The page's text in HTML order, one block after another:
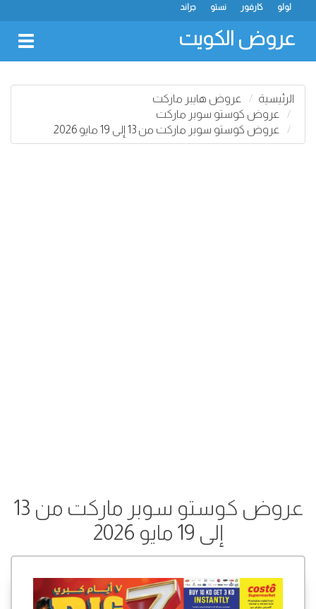
جراند نستو كارفور لولو
عروض الكويت
الرئيسية
عروض هايبر ماركت
عروض كوستو سوبر ماركت
عروض كوستو سوبر ماركت من 13 إلى 19 مايو 2026
عروض كوستو سوبر ماركت من 13
إلى 19 مايو 2026